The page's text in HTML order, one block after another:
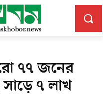
৭৭ জনের
৭ লাখ